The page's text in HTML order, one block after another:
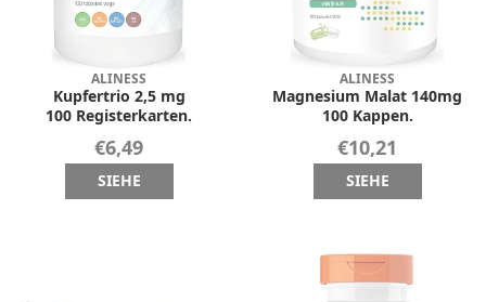
ALINESS
Kupfertrio 2,5 mg
100 Registerkarten.
€6,49
SIEHE
ALINESS
Magnesium Malat 140mg
100 Kappen.
€10,21
SIEHE